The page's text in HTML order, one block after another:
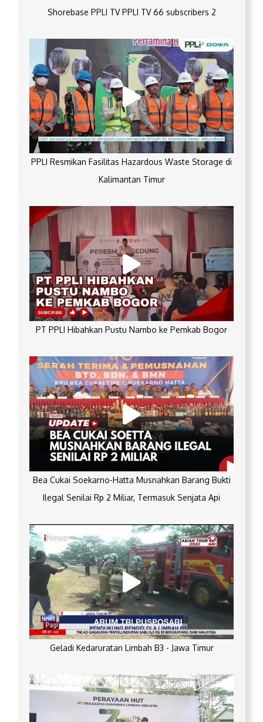
Shorebase PPLI TV PPLI TV 66 subscribers 2
PPLI Resmikan Fasilitas Hazardous Waste Storage di
Kalimantan Timur
PT PPLI Hibahkan Pustu Nambo ke Pemkab Bogor
Bea Cukai Soekarno-Hatta Musnahkan Barang Bukti
Ilegal Senilai Rp 2 Miliar, Termasuk Senjata Api
Geladi Kedaruratan Limbah B3 - Jawa Timur